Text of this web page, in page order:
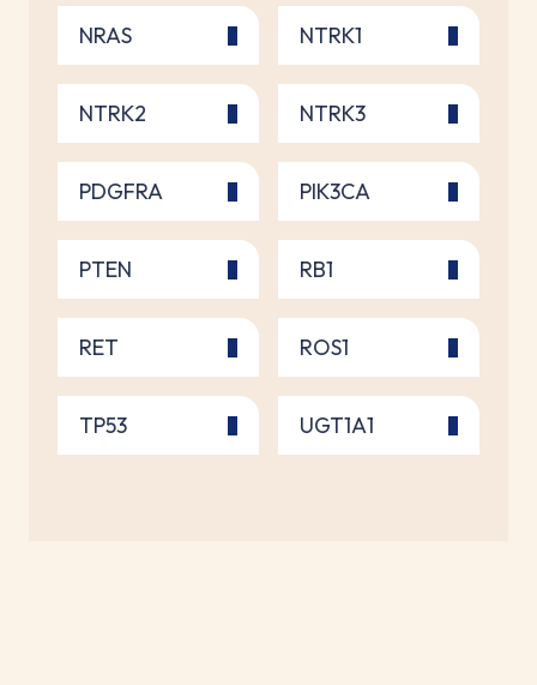
NRAS NTRK1
NTRK2 NTRK3
PDGFRA PIK3CA
PTEN RB1
RET ROS1
TP53 UGT1A1